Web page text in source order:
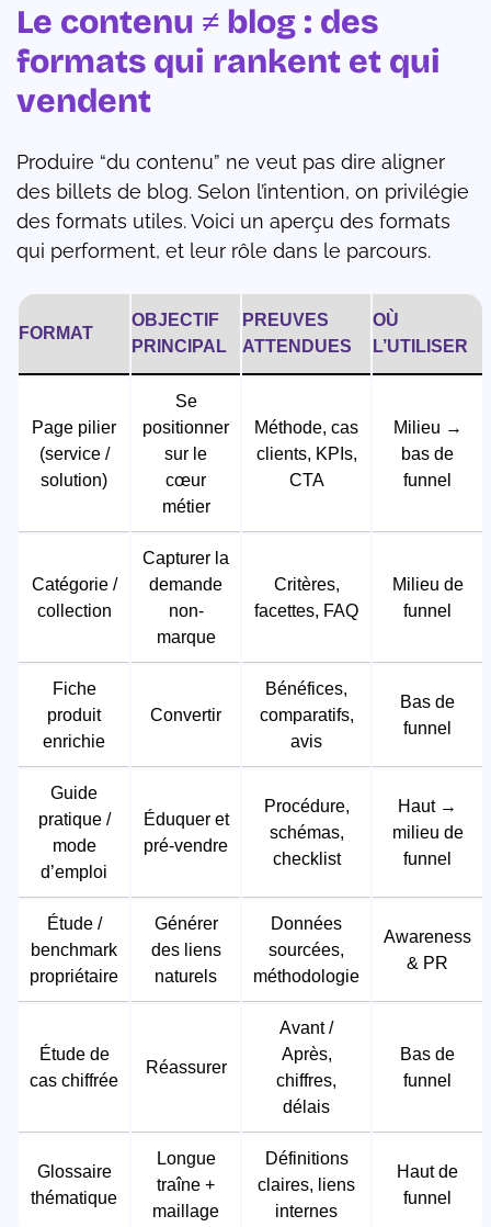
Le contenu ≠ blog : des
formats qui rankent et qui
vendent
Produire “du contenu” ne veut pas dire aligner
des billets de blog. Selon l’intention, on privilégie
des formats utiles. Voici un aperçu des formats
qui performent, et leur rôle dans le parcours.
FORMAT
OBJECTIF
PRINCIPAL
PREUVES
ATTENDUES
OÙ
L’UTILISER
Page pilier
(service /
solution)
Se
positionner
sur le
cœur
métier
Méthode, cas
clients, KPIs,
CTA
Milieu →
bas de
funnel
Catégorie /
collection
Capturer la
demande
non-
marque
Critères,
facettes, FAQ
Milieu de
funnel
Fiche
produit
enrichie
Convertir
Bénéfices,
comparatifs,
avis
Bas de
funnel
Guide
pratique /
mode
d’emploi
Éduquer et
pré-vendre
Procédure,
schémas,
checklist
Haut →
milieu de
funnel
Étude /
benchmark
propriétaire
Générer
des liens
naturels
Données
sourcées,
méthodologie
Awareness
& PR
Étude de
cas chiffrée
Réassurer
Avant /
Après,
chiffres,
délais
Bas de
funnel
Glossaire
thématique
Longue
traîne +
maillage
Définitions
claires, liens
internes
Haut de
funnel